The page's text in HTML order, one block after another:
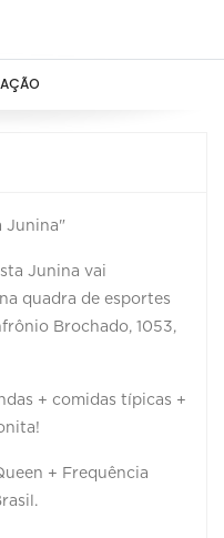
Junina"
Junina vai
quadra de esportes
Brochado, 1053,
+ comidas típicas +
+ Frequência